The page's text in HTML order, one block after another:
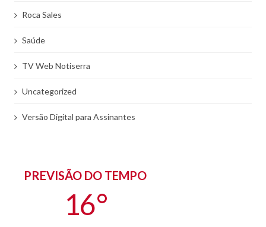
Roca Sales
Saúde
TV Web Notiserra
Uncategorized
Versão Digital para Assinantes
PREVISÃO DO TEMPO
16 °